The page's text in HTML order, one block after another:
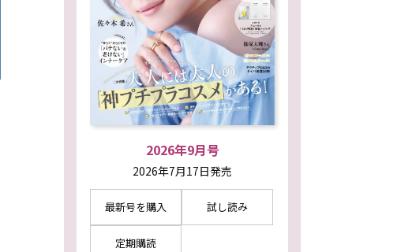
2026年9月号
2026年7月17日発売
最新号を購入 試し読み
定期購読